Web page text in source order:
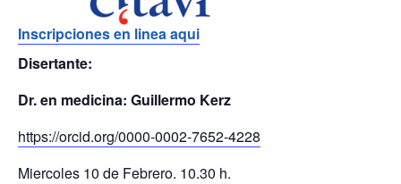
Inscripciones en linea aqui
Disertante:
Dr. en medicina: Guillermo Kerz
https://orcid.org/0000-0002-7652-4228
Miercoles 10 de Febrero. 10.30 h.